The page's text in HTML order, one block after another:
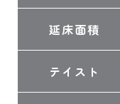
延床面積
テイスト